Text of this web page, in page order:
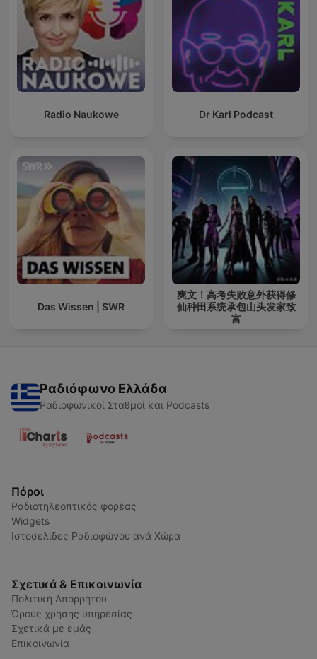
Radio Naukowe Dr Karl Podcast
Das Wissen | SWR
爽文！高考失败意外获得修
仙种田系统承包山头发家致
富
Ραδιόφωνο Ελλάδα
Ραδιοφωνικοί Σταθμοί και Podcasts
Πόροι
Ραδιοτηλεοπτικός φορέας
Widgets
Ιστοσελίδες Ραδιοφώνου ανά Χώρα
Σχετικά & Επικοινωνία
Πολιτική Απορρήτου
Όρους χρήσης υπηρεσίας
Σχετικά με εμάς
Επικοινωνία